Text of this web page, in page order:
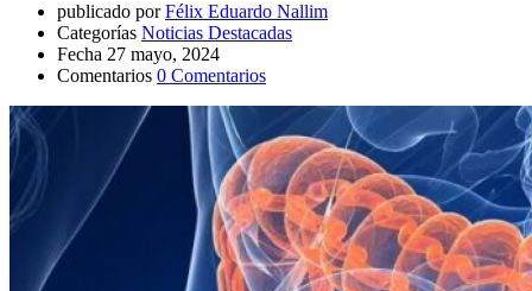
publicado por Félix Eduardo Nallim
Categorías Noticias Destacadas
Fecha 27 mayo, 2024
Comentarios 0 Comentarios